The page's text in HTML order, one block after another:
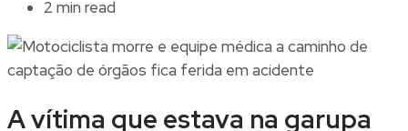
2 min read
A vítima que estava na garupa